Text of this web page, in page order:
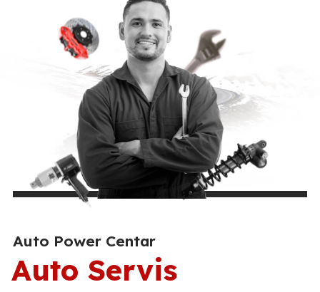
Auto Power Centar
Auto Servis